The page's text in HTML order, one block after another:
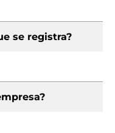
se registra?